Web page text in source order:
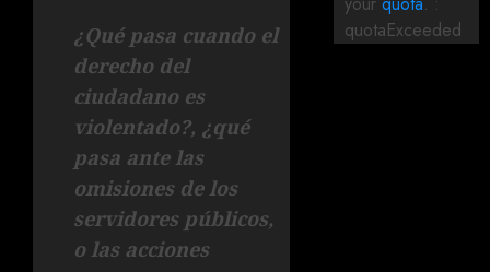
¿Qué pasa cuando el
derecho del
ciudadano es
violentado?, ¿qué
pasa ante las
omisiones de los
servidores públicos,
o las acciones
quotaExceeded